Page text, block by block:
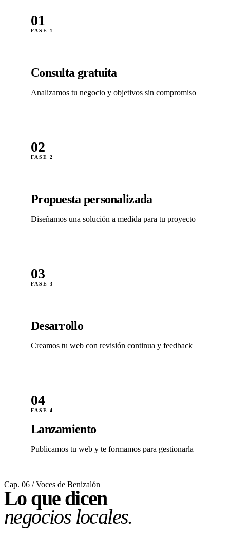
01
FASE 1
Consulta gratuita
Analizamos tu negocio y objetivos sin compromiso
02
FASE 2
Propuesta personalizada
Diseñamos una solución a medida para tu proyecto
03
FASE 3
Desarrollo
Creamos tu web con revisión continua y feedback
04
FASE 4
Lanzamiento
Publicamos tu web y te formamos para gestionarla
Cap. 06 / Voces de Benizalón
Lo que dicen
negocios locales.